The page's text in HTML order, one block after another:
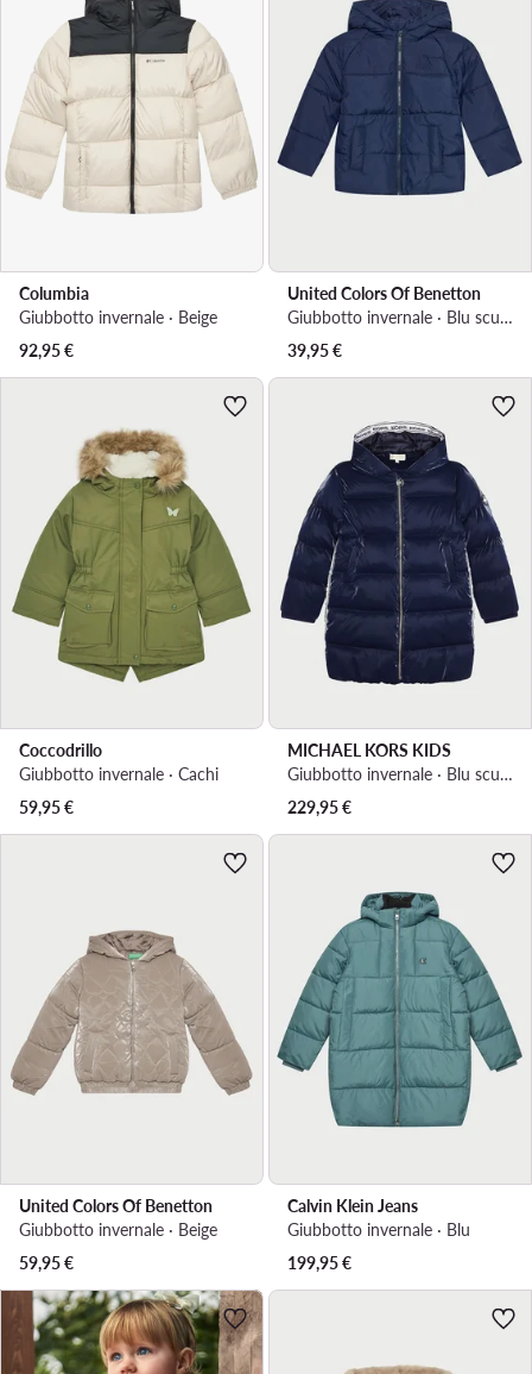
Columbia
Giubbotto invernale · Beige
92,95€
United Colors Of Benetton
Giubbotto invernale · Blu scuro
39,95€
Coccodrillo
Giubbotto invernale · Cachi
59,95€
MICHAEL KORS KIDS
Giubbotto invernale · Blu scuro
229,95€
United Colors Of Benetton
Giubbotto invernale · Beige
59,95€
Calvin Klein Jeans
Giubbotto invernale · Blu
199,95€